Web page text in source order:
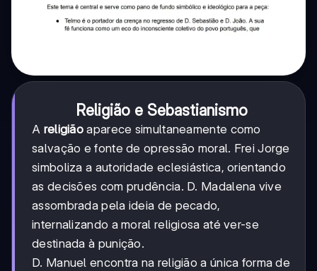
Religião e Sebastianismo
A religião aparece simultaneamente como
salvação e fonte de opressão moral. Frei Jorge
simboliza a autoridade eclesiástica, orientando
as decisões com prudência. D. Madalena vive
assombrada pela ideia de pecado,
internalizando a moral religiosa até ver-se
destinada à punição.
D. Manuel encontra na religião a única forma de